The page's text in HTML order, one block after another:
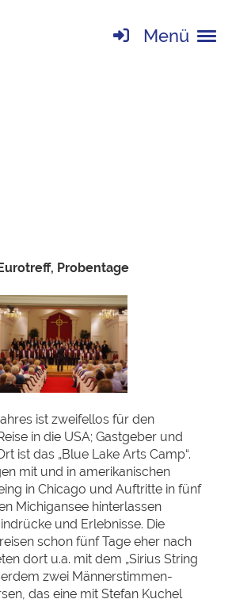
Menü
Probentage
ist zweifellos für den
in die USA; Gastgeber und
ist das „Blue Lake Arts Camp“.
mit und in amerikanischen
in Chicago und Auftritte in fünf
Michigansee hinterlassen
und Erlebnisse. Die
schon fünf Tage eher nach
dort u.a. mit dem „Sirius String
zwei Männerstimmen-
das eine mit Stefan Kuchel